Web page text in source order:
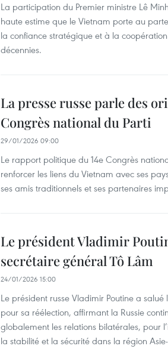
La participation du Premier ministre Lê
haute estime que le Vietnam porte au
la confiance stratégique et à la
décennies.
La presse russe parle des
Congrès national du Parti
29/01/2026 09:00
Le rapport politique du 14e Congrès
renforcer les liens du Vietnam avec ses
ses amis traditionnels et ses partenaires
Le président Vladimir
secrétaire général Tô Lâm
24/01/2026 15:00
Le président russe Vladimir Poutine a
pour sa réélection, affirmant la Russie
globalement les relations bilatérales, pour
la stabilité et la sécurité dans la région